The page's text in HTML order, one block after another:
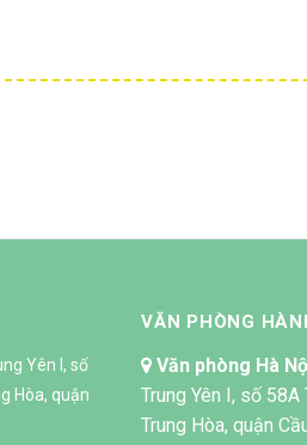
Yên I, số
Hòa, quận
VĂN PHÒNG
Văn phòng Hà
Trung Yên I, số 58A
Trung Hòa, quận